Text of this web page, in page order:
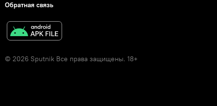
Обратная связь
© 2026 Sputnik Все права защищены. 18+